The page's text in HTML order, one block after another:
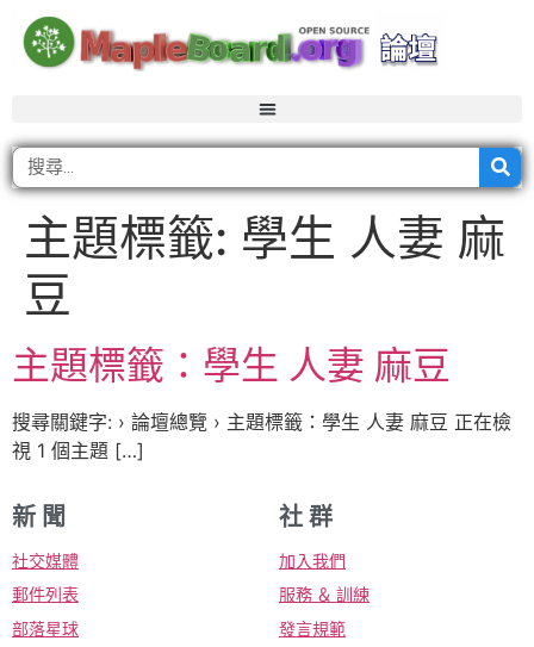
主題標籤: 學生 人妻 麻
豆
主題標籤：學生 人妻 麻豆
搜尋關鍵字: › 論壇總覽 › 主題標籤：學生 人妻 麻豆 正在檢
視 1 個主題 […]
新 聞
社交媒體
郵件列表
部落星球
社 群
加入我們
服務 ＆ 訓練
發言規範